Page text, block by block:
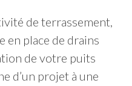
de terrassement,
en place de drains
de votre puits
d’un projet à une